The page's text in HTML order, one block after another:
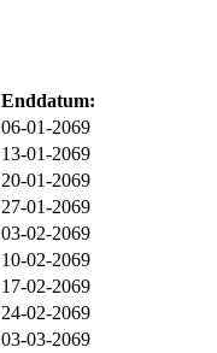
Enddatum:
06-01-2069
13-01-2069
20-01-2069
27-01-2069
03-02-2069
10-02-2069
17-02-2069
24-02-2069
03-03-2069